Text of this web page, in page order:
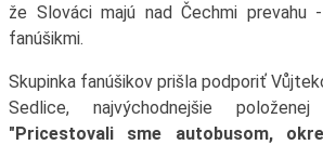
že Slováci majú nad Čechmi prevahu
fanúšikmi.
Skupinka fanúšikov prišla podporiť
Sedlice, najvýchodnejšie
"Pricestovali sme autobusom,